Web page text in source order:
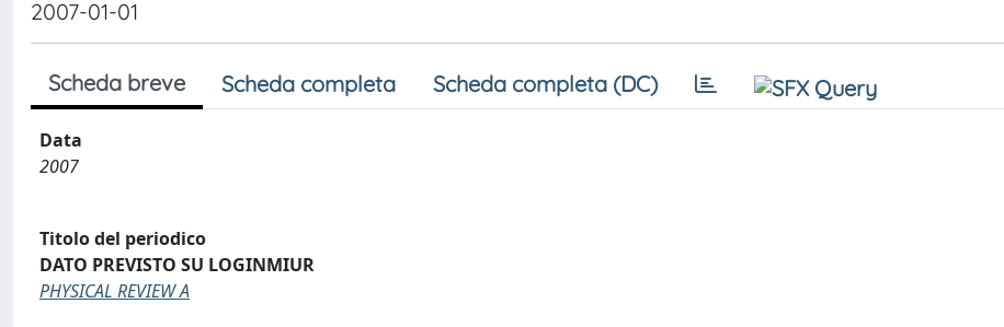
2007-01-01
Scheda breve Scheda completa Scheda completa (DC)
Data
2007
Titolo del periodico
DATO PREVISTO SU LOGINMIUR
PHYSICAL REVIEW A